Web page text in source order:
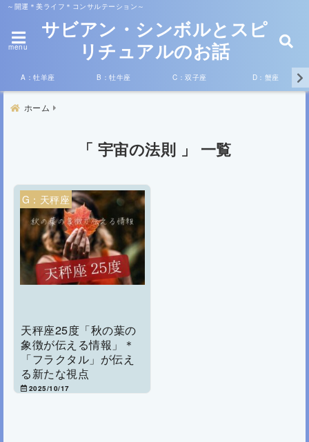
～開運＊美ライフ＊コンサルテーション～
menu
サビアン・シンボルとスピ
リチュアルのお話
A：牡羊座 B：牡牛座 C：双子座 D：蟹座
ホーム
「 宇宙の法則 」 一覧
G：天秤座
天秤座25度「秋の葉の
象徴が伝える情報」＊
「フラクタル」が伝え
る新たな視点
2025/10/17